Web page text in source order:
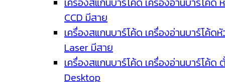
CCD มีสาย
เครื่องสแกนบาร์โค้ด เครื่องอ่านบาร์โค้ด
Laser มีสาย
เครื่องสแกนบาร์โค้ด เครื่องอ่านบาร์โค้ด
Desktop